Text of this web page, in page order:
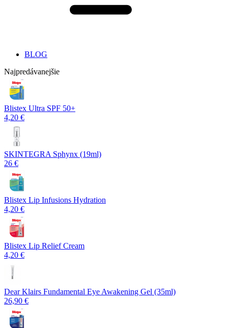
BLOG
Najpredávanejšie
Blistex Ultra SPF 50+
4,20 €
SKINTEGRA Sphynx (19ml)
26 €
Blistex Lip Infusions Hydration
4,20 €
Blistex Lip Relief Cream
4,20 €
Dear Klairs Fundamental Eye Awakening Gel (35ml)
26,90 €